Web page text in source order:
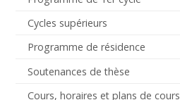
Cycles supérieurs
Programme de résidence
Soutenances de thèse
Cours, horaires et plans de cours